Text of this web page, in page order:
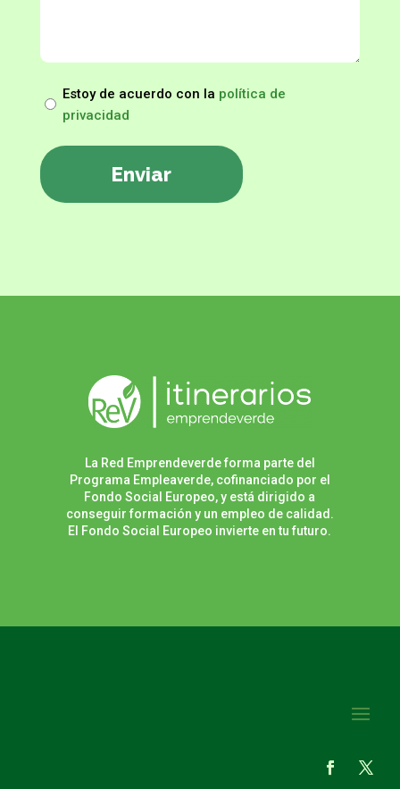
Estoy de acuerdo con la política de
privacidad
La Red Emprendeverde forma parte del
Programa Empleaverde, cofinanciado por el
Fondo Social Europeo, y está dirigido a
conseguir formación y un empleo de calidad.
El Fondo Social Europeo invierte en tu futuro.